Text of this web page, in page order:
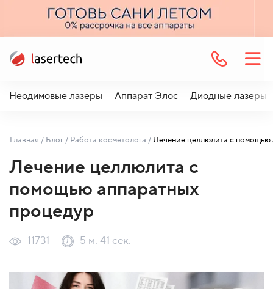
Неодимовые лазеры Аппарат Элос Диодные лазеры
Главная / Блог / Работа косметолога /
Лечение целлюлита с
помощью аппаратных
процедур
11731 5 м. 41 сек.